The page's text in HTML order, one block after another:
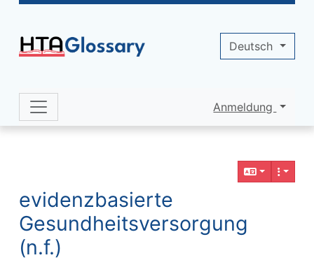
Navigation and related functionality
evidenzbasierte
Gesundheitsversorgung
(n.f.)
Site identity, navigation, etc.
Anmeldung
Deutsch